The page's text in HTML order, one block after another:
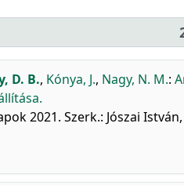
D. B., Kónya, J., Nagy, N. M.:
2021. Szerk.: Jószai